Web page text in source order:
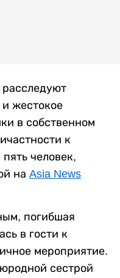
и жестокое
в собственном
к
человек,
на Asia News
погибшая
в гости к
мероприятие.
сестрой